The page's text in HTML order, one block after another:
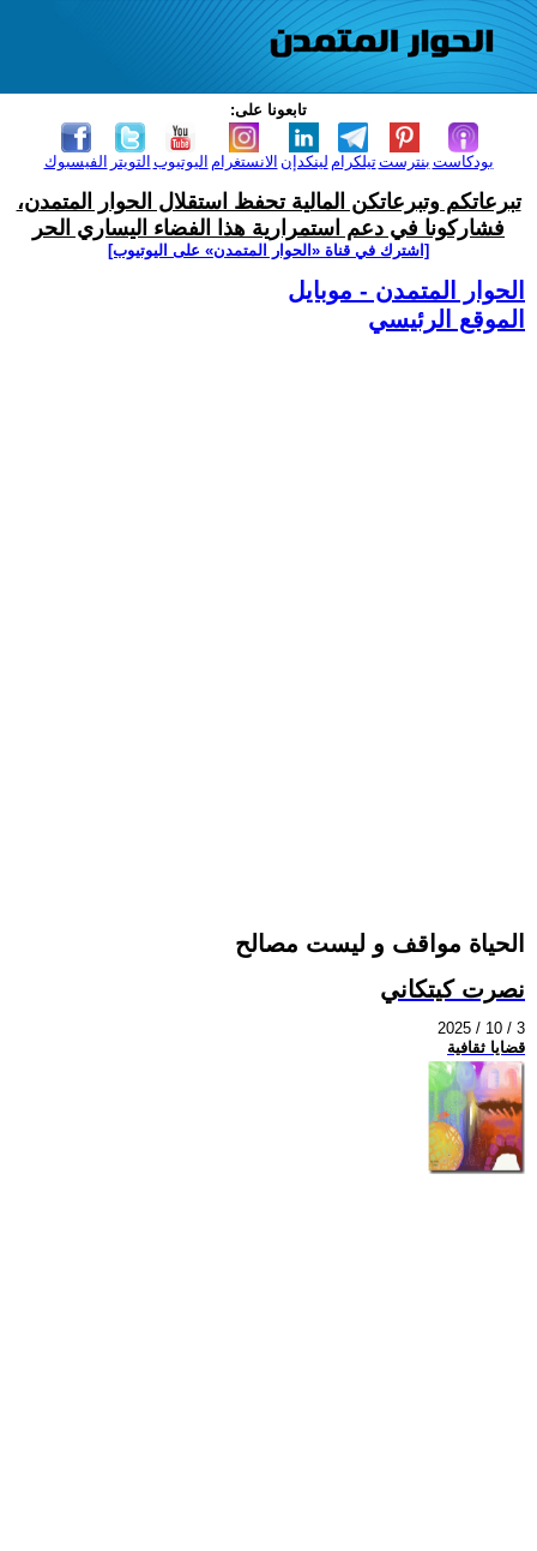
تابعونا على:
الفيسبوك التويتر اليوتيوب الانستغرام لينكدإن تيلكرامبنترست بودكاست
تبرعاتكم وتبرعاتكن المالية تحفظ استقلال الحوار المتمدن،
فشاركونا في دعم استمرارية هذا الفضاء اليساري الحر
[اشترك في قناة ‫«الحوار المتمدن» على اليوتيوب]
الحوار المتمدن - موبايل
الموقع الرئيسي
الحياة مواقف و ليست مصالح
نصرت كيتكاني
2025 / 10 / 3
قضايا ثقافية